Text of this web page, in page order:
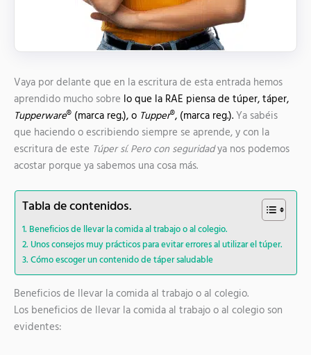
Vaya por delante que en la escritura de esta entrada hemos
aprendido mucho sobre lo que la RAE piensa de túper, táper,
Tupperware® (marca reg.), o Tupper®, (marca reg.). Ya sabéis
que haciendo o escribiendo siempre se aprende, y con la
escritura de este Túper sí. Pero con seguridadya nos podemos
acostar porque ya sabemos una cosa más.
Tabla de contenidos.
Beneficios de llevar la comida al trabajo o al colegio.
Unos consejos muy prácticos para evitar errores al utilizar el túper.
Cómo escoger un contenido de táper saludable
Beneficios de llevar la comida al trabajo o al colegio.
Los beneficios de llevar la comida al trabajo o al colegio son
evidentes: